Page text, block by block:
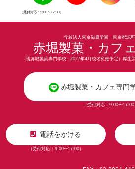
（受付対応：9:00〜17:00）
学校法人東京滋慶学園 東京都認
赤堀製菓・カフ
（現赤堀製菓専門学校・2027年4月校名変更予定）厚生
赤堀製菓・カフェ専門
（受付対応：9:00〜17:00
電話をかける
（受付対応：9:00〜17:00）